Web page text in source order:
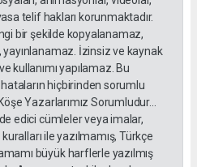
telif hakları korunmaktadır.
bir şekilde kopyalanamaz,
İzinsiz ve kaynak
kullanımı yapılamaz. Bu
hiçbirinden sorumlu
Yazarlarımız Sorumludur...
edici cümleler veya imalar,
ile yazılmamış, Türkçe
büyük harflerle yazılmış